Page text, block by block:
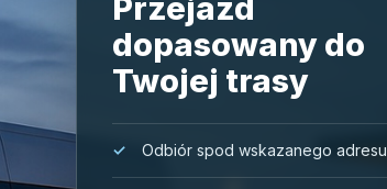
Przejazd
dopasowany do
Twojej trasy
Odbiór spod wskazanego adresu